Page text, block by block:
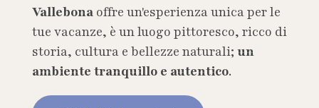
Vallebona offre un'esperienza unica per le
tue vacanze, è un luogo pittoresco, ricco di
storia, cultura e bellezze naturali; un
ambiente tranquillo e autentico.